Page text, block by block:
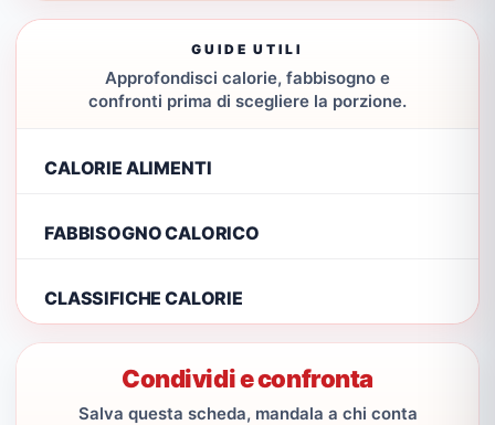
GUIDE UTILI
Approfondisci calorie, fabbisogno e
confronti prima di scegliere la porzione.
CALORIE ALIMENTI
FABBISOGNO CALORICO
CLASSIFICHE CALORIE
Condividi e confronta
Salva questa scheda, mandala a chi conta